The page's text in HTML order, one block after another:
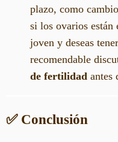
plazo, como
si los ovarios están
joven y deseas
recomendable
de fertilidad antes
✅ Conclusión